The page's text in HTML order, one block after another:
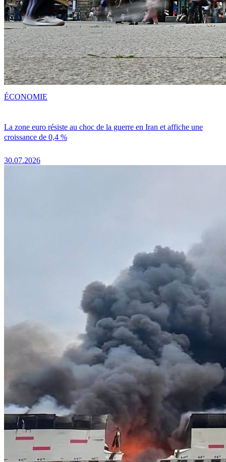
La zone euro résiste au choc de la guerre en Iran et affiche une
croissance de 0,4 %
30.07.2026
ÉCONOMIE